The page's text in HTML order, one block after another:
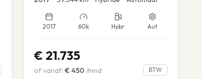
2017 60k Hybr Aut
€ 21.735
of vanaf: € 450 /mnd BTW